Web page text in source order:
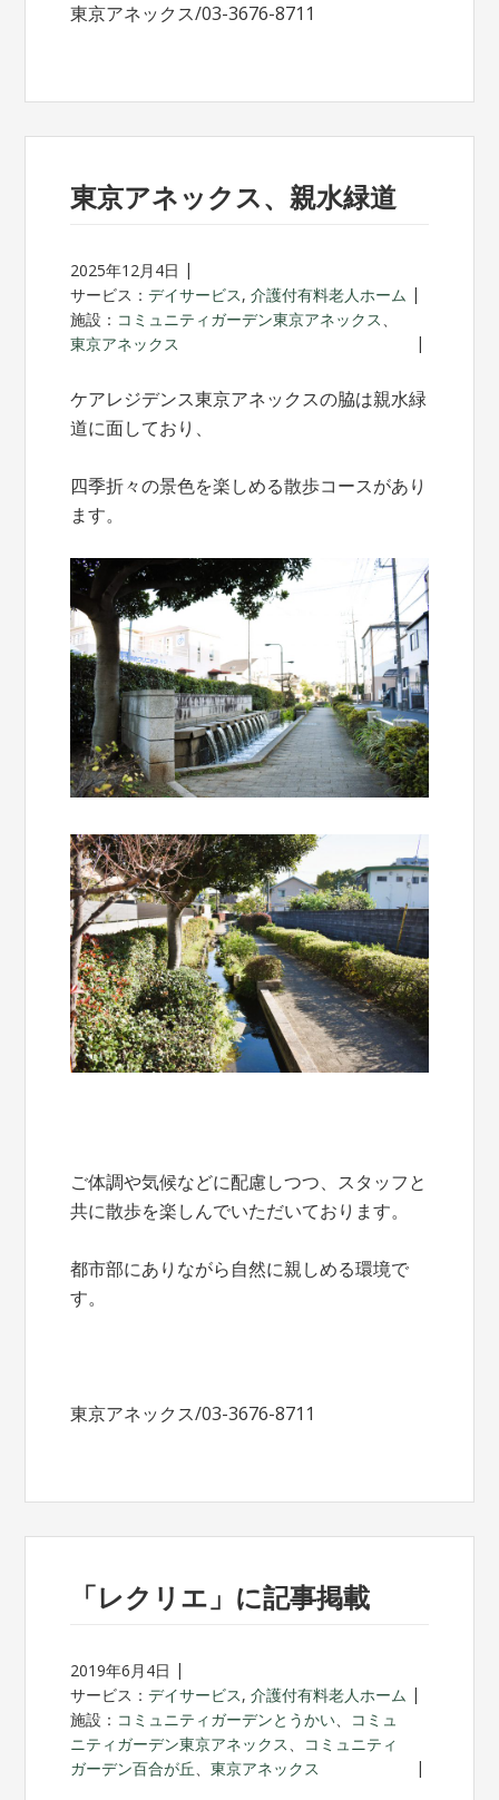
東京アネックス/03-3676-8711
東京アネックス、親水緑道
2025年12月4日
サービス：デイサービス,介護付有料老人ホーム
施設： コミュニティガーデン東京アネックス、
東京アネックス
ケアレジデンス東京アネックスの脇は親水緑
道に面しており、
四季折々の景色を楽しめる散歩コースがあり
ます。
ご体調や気候などに配慮しつつ、スタッフと
共に散歩を楽しんでいただいております。
都市部にありながら自然に親しめる環境で
す。
東京アネックス/03-3676-8711
「レクリエ」に記事掲載
2019年6月4日
サービス：デイサービス,介護付有料老人ホーム
施設： コミュニティガーデンとうかい
コミュ
ニティガーデン東京アネックス
コミュニティ
ガーデン百合が丘 、東京アネックス